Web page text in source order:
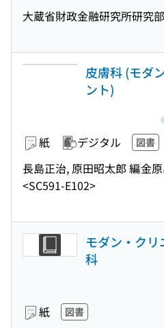
大蔵省財政金融研究所研究部
皮膚科 (モダ
ント)
紙 デジタル 図書
長島正治, 原田昭太郎 編金
<SC591-E102>
モダン・ク
科
紙 図書